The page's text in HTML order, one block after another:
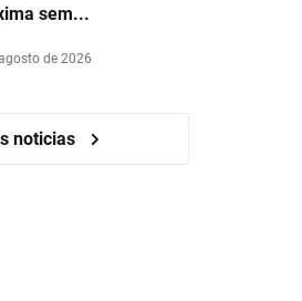
sem...
de 2026
noticias